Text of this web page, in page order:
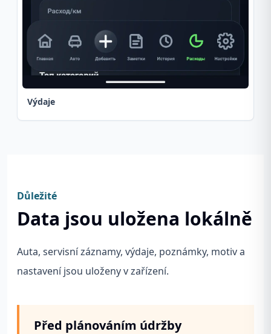
Výdaje
Důležité
Data jsou uložena lokálně
Auta, servisní záznamy, výdaje, poznámky, motiv a
nastavení jsou uloženy v zařízení.
Před plánováním údržby